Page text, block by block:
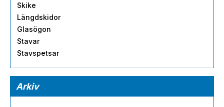
Skike
Längdskidor
Glasögon
Stavar
Stavspetsar
Arkiv